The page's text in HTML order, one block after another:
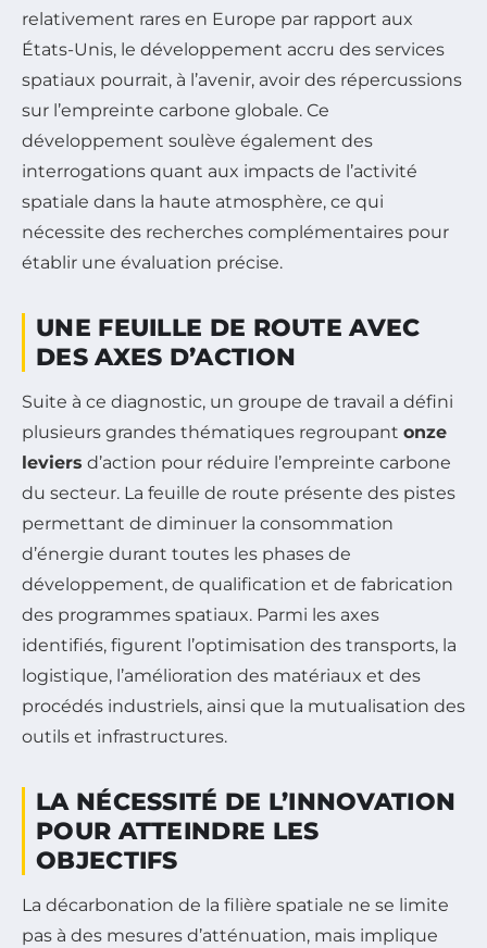
relativement rares en Europe par rapport aux
États-Unis, le développement accru des services
spatiaux pourrait, à l’avenir, avoir des répercussions
sur l’empreinte carbone globale. Ce
développement soulève également des
interrogations quant aux impacts de l’activité
spatiale dans la haute atmosphère, ce qui
nécessite des recherches complémentaires pour
établir une évaluation précise.
UNE FEUILLE DE ROUTE AVEC
DES AXES D’ACTION
Suite à ce diagnostic, un groupe de travail a défini
plusieurs grandes thématiques regroupant onze
leviers d’action pour réduire l’empreinte carbone
du secteur. La feuille de route présente des pistes
permettant de diminuer la consommation
d’énergie durant toutes les phases de
développement, de qualification et de fabrication
des programmes spatiaux. Parmi les axes
identifiés, figurent l’optimisation des transports, la
logistique, l’amélioration des matériaux et des
procédés industriels, ainsi que la mutualisation des
outils et infrastructures.
LA NÉCESSITÉ DE L’INNOVATION
POUR ATTEINDRE LES
OBJECTIFS
La décarbonation de la filière spatiale ne se limite
pas à des mesures d’atténuation, mais implique